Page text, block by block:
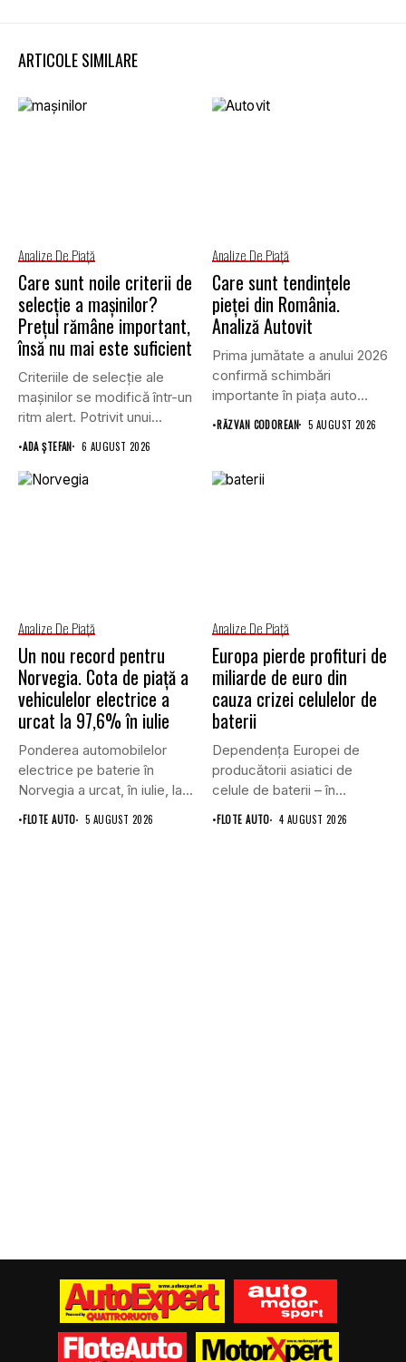
ARTICOLE SIMILARE
Analize De Piață
Care sunt noile criterii de
selecție a mașinilor?
Prețul rămâne important,
însă nu mai este suficient
Criteriile de selecție ale
mașinilor se modifică într-un
ritm alert. Potrivit unui...
•ADA ȘTEFAN 6 AUGUST 2026
Analize De Piață
Care sunt tendințele
pieței din România.
Analiză Autovit
Prima jumătate a anului 2026
confirmă schimbări
importante în piața auto
din...
•RĂZVAN CODOREAN 5 AUGUST 2026
Analize De Piață
Un nou record pentru
Norvegia. Cota de piață a
vehiculelor electrice a
urcat la 97,6% în iulie
Ponderea automobilelor
electrice pe baterie în
Norvegia a urcat, în iulie, la...
•FLOTE AUTO 5 AUGUST 2026
Analize De Piață
Europa pierde profituri de
miliarde de euro din
cauza crizei celulelor de
baterii
Dependența Europei de
producătorii asiatici de
celule de baterii – în
special...
•FLOTE AUTO 4 AUGUST 2026